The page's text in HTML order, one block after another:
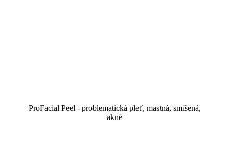
ProFacial Peel - problematická pleť, mastná, smíšená,
akné